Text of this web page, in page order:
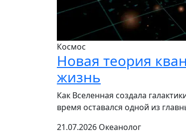
Космос
Новая теория
жизнь
Как Вселенная создала
время оставался одной из
21.07.2026 Океанолог